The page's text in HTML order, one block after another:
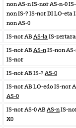
non AS-n IS-nor AS-n-0 IS-
non IS-? IS-nor DI LO-eta
non AS-0
IS-nor AB AS-laIS-
IS-nor AB AS-nIS-non
IS-nor
IS-nor AB IS-? AS-0
IS-nor AB LO-edo IS-nor
AS-0
IS-nor AS-0 AB AS-nIS-
X0